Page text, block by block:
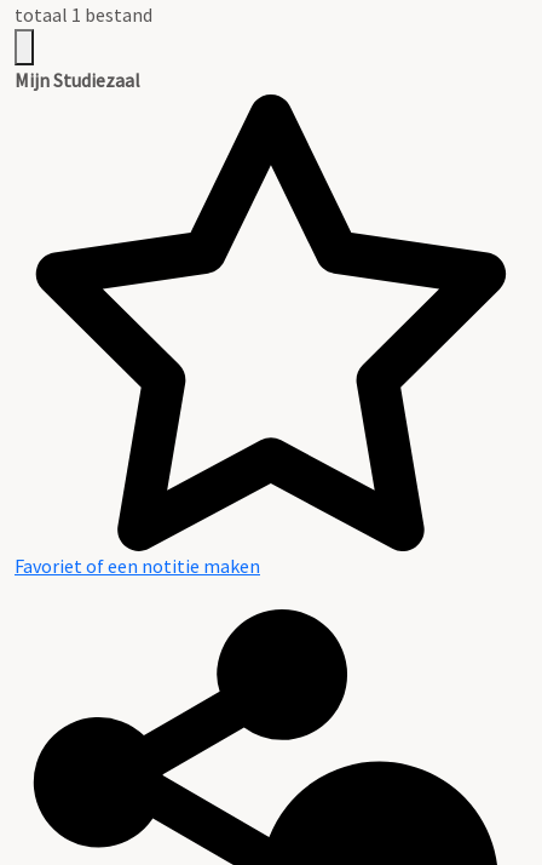
totaal 1 bestand
Mijn Studiezaal
Favoriet of een notitie maken